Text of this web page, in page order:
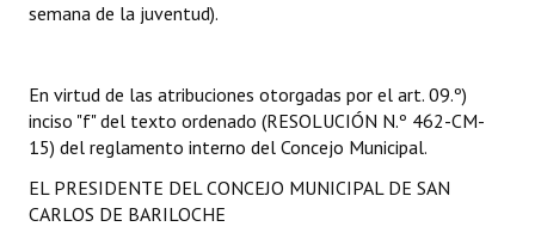
Actas de Audiencias Públicas
Comunicaciones
Resoluciones
semana de la juventud).
En virtud de las atribuciones otorgadas por el art. 09.º)
inciso "f" del texto ordenado (RESOLUCIÓN N.º 462-CM-
15) del reglamento interno del Concejo Municipal.
EL PRESIDENTE DEL CONCEJO MUNICIPAL DE SAN
CARLOS DE BARILOCHE